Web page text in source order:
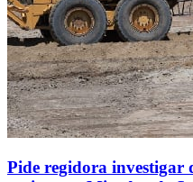
Pide regidora investigar